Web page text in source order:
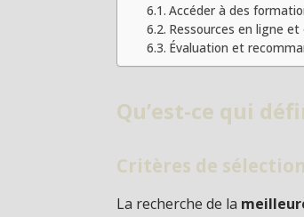
Accéder à des
Ressources en ligne
Évaluation et
Qu’est-ce qui
Critères de
La recherche de la